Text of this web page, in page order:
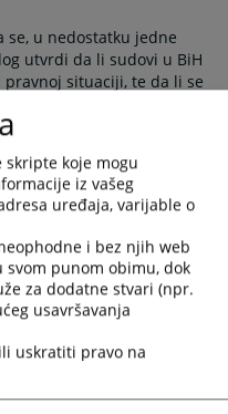
u nedostatku jedne
utvrdi da li sudovi u BiH
situaciji, te da li se
Javno objavljivanje
i njihovim zastupnicima
svojih prava pred sudom,
i jednakost pred
žive.
održavanje većeg broja
po jednog iz oblasti
Teme za sastanke
koji se održava
u prostorijama VSTV-a BiH.
u sudovima najviše
u odnosu na raniju praksu
u VSTV-u BiH.
koje mogu
iz vašeg
uređaja, varijable o
i bez njih web
punom obimu, dok
za dodatne stvari (npr.
usavršavanja
uskratiti pravo na